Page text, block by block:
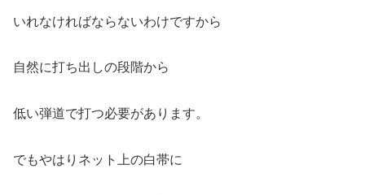
いれなければならないわけですから
自然に打ち出しの段階から
低い弾道で打つ必要があります。
でもやはりネット上の白帯に